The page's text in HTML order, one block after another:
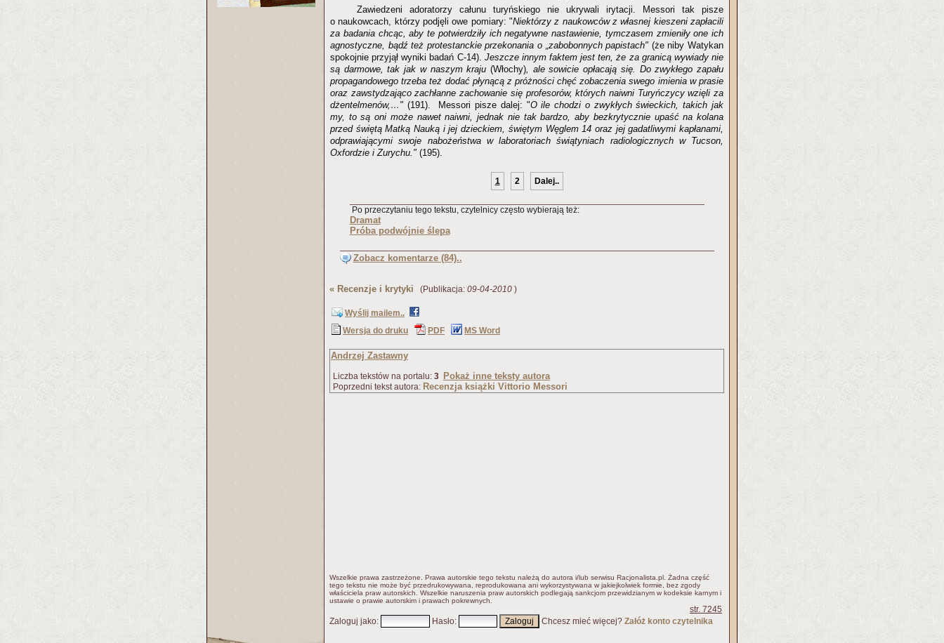
Zawiedzeni adoratorzy całunu turyńskiego nie ukrywali irytacji. Messori tak pisze
o naukowcach, którzy podjęli owe pomiary: "Niektórzy z naukowców z własnej kieszeni zapłacili
za badania chcąc, aby te potwierdziły ich negatywne nastawienie, tymczasem zmieniły one ich
agnostyczne, bądź też protestanckie przekonania o „zabobonnych papistach" (że niby Watykan
spokojnie przyjął wyniki badań C-14). Jeszcze innym faktem jest ten, że za granicą wywiady nie
są darmowe, tak jak w naszym kraju (Włochy) , ale sowicie opłacają się. Do zwykłego zapału
propagandowego trzeba też dodać płynącą z próżności chęć zobaczenia swego imienia w prasie
oraz zawstydzająco zachłanne zachowanie się profesorów, których naiwni Turyńczycy wzięli za
dżentelmenów,…" (191). Messori pisze dalej: "O ile chodzi o zwykłych świeckich, takich jak
my, to są oni może nawet naiwni, jednak nie tak bardzo, aby bezkrytycznie upaść na kolana
przed świętą Matką Nauką i jej dzieckiem, świętym Węglem 14 oraz jej gadatliwymi kapłanami,
odprawiającymi swoje nabożeństwa w laboratoriach świątyniach radiologicznych w Tucson,
Oxfordzie i Zurychu." (195).
1 2 Dalej..
Po przeczytaniu tego tekstu, czytelnicy często wybierają też:
Dramat
Próba podwójnie ślepa
Zobacz komentarze (84)..
« Recenzje i krytyki (Publikacja: 09-04-2010 )
Wyślij mailem..
Wersja do druku
PDF MS Word
Andrzej Zastawny
Liczba tekstów na portalu: 3 Pokaż inne teksty autora
Poprzedni tekst autora: Recenzja książki Vittorio Messori
Wszelkie prawa zastrzeżone. Prawa autorskie tego tekstu należą do autora i/lub serwisu Racjonalista.pl. Żadna część
tego tekstu nie może być przedrukowywana, reprodukowana ani wykorzystywana w jakiejkolwiek formie, bez zgody
właściciela praw autorskich. Wszelkie naruszenia praw autorskich podlegają sankcjom przewidzianym w kodeksie karnym i
ustawie o prawie autorskim i prawach pokrewnych.
str. 7245
Zaloguj jako: Hasło: Chcesz mieć więcej? Załóż konto czytelnika